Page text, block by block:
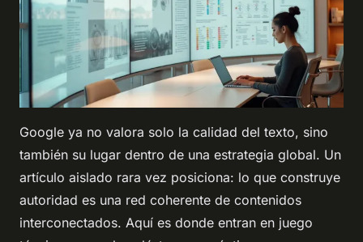
Google ya no valora solo la calidad del texto, sino
también su lugar dentro de una estrategia global. Un
artículo aislado rara vez posiciona: lo que construye
autoridad es una red coherente de contenidos
interconectados. Aquí es donde entran en juego